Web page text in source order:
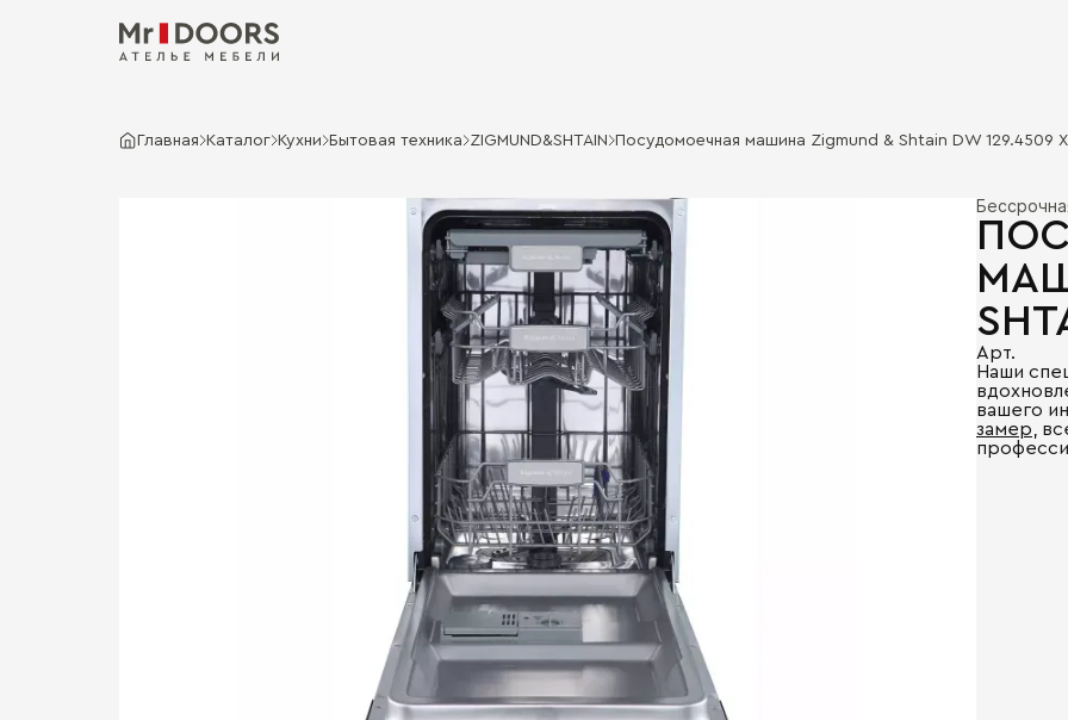
Главная Каталог Кухни Бытовая техника ZIGMUND&SHTAIN Посудомоечная машина Zigmund & Shtain DW 129.4509 X
Арт.
Наши
вашего
замер ,